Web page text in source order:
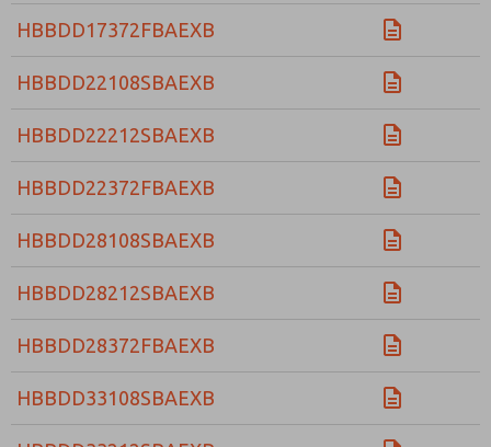
HBBDD17372FBAEXB
HBBDD22108SBAEXB
HBBDD22212SBAEXB
HBBDD22372FBAEXB
HBBDD28108SBAEXB
HBBDD28212SBAEXB
HBBDD28372FBAEXB
HBBDD33108SBAEXB